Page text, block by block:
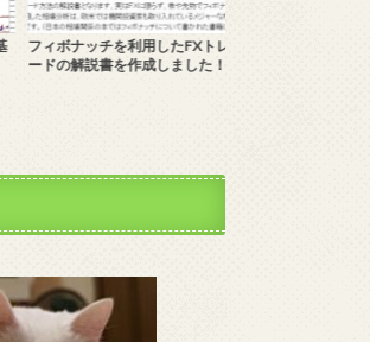
フィボナッチを利用したFXトレ
ードの解説書を作成しました！